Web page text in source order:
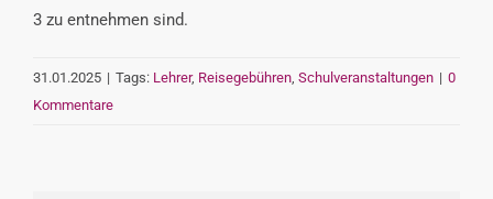
3 zu entnehmen sind.
31.01.2025 | Tags: Lehrer, Reisegebühren Schulveranstaltungen | 0
Kommentare